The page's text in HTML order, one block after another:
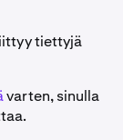
tiettyjä
varten, sinulla